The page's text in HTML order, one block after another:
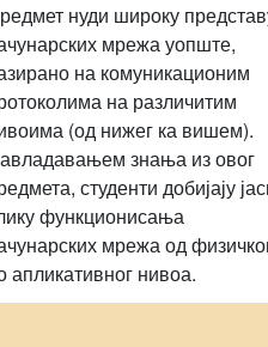
нуди широку
мрежа уопште,
на комуникационим
на различитим
(од нижег ка вишем).
знања из овог
студенти добијају
функционисања
мрежа од
апликативног нивоа.